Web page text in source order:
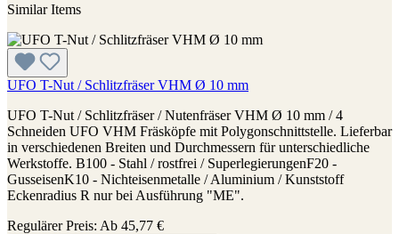
Similar Items
UFO T-Nut / Schlitzfräser VHM Ø 10 mm
UFO T-Nut / Schlitzfräser / Nutenfräser VHM Ø 10 mm / 4
Schneiden UFO VHM Fräsköpfe mit Polygonschnittstelle. Lieferbar
in verschiedenen Breiten und Durchmessern für unterschiedliche
Werkstoffe. B100 - Stahl / rostfrei / SuperlegierungenF20 -
GusseisenK10 - Nichteisenmetalle / Aluminium / Kunststoff
Eckenradius R nur bei Ausführung "ME".
Regulärer Preis: Ab 45,77 €